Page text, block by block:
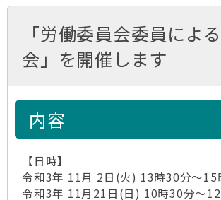
「労働委員会委員によ
会」を開催します
内容
【日時】
令和3年 11月 2日(火) 13時30分～15
令和3年 11月21日(日) 10時30分～